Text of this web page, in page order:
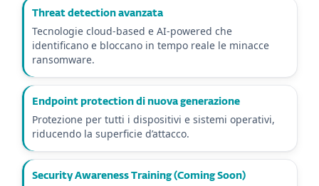
Threat detection avanzata
Tecnologie cloud-based e AI‑powered che
identificano e bloccano in tempo reale le minacce
ransomware.
Endpoint protection di nuova generazione
Protezione per tutti i dispositivi e sistemi operativi,
riducendo la superficie d’attacco.
Security Awareness Training (Coming Soon)